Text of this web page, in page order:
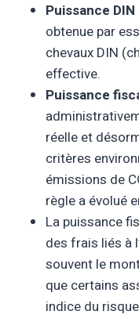
Puissance DIN
obtenue par
chevaux DIN
effective.
Puissance
réelle et
critères
émissions de
règle a évolué
La puissance
des frais liés à
souvent le
que certains
indice du